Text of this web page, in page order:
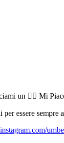
un 👍🏻 Mi
essere sempre